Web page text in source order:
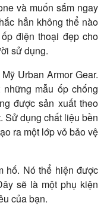
và muốn sắm ngay
hẳn không thể nào
điện thoại đẹp cho
sử dụng.
Urban Armor Gear.
mẫu ốp chống
được sản xuất theo
Sử dụng chất liệu bền
ra một lớp vỏ bảo vệ
hố. Nó thể hiện được
sẽ là một phụ kiện
của bạn.